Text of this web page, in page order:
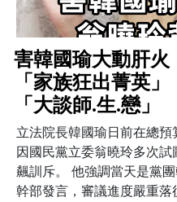
害韓國瑜大動肝火
「家族狂出菁英
「大談師.生.戀」
立法院長韓國瑜日前在總
因國民黨立委翁曉玲多次
飆訓斥。 他強調當天是黨
幹部發言，審議進度嚴重落